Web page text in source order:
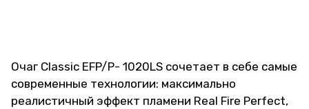
Очаг Classic EFP/P- 1020LS сочетает в себе самые
современные технологии: максимально
реалистичный эффект пламени Real Fire Perfect,